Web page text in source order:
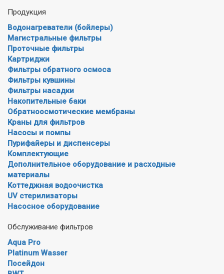
Продукция
Водонагреватели (бойлеры)
Магистральные фильтры
Проточные фильтры
Картриджи
Фильтры обратного осмоса
Фильтры кувшины
Фильтры насадки
Накопительные баки
Обратноосмотические мембраны
Краны для фильтров
Насосы и помпы
Пурифайеры и диспенсеры
Комплектующие
Дополнительное оборудование и расходные
материалы
Коттеджная водоочистка
UV стерилизаторы
Насосное оборудование
Обслуживание фильтров
Aqua Pro
Platinum Wasser
Посейдон